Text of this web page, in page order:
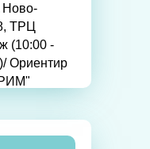
Ново-
ТРЦ
(10:00 -
Ориентир